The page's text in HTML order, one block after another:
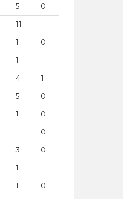
5 0
11
1 0
1
4 1
5 0
1 0
0
3 0
1
1 0